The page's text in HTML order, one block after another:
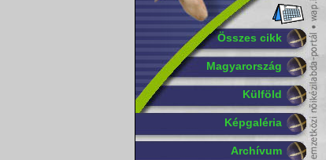
Összes cikk
Magyarország
Külföld
Képgaléria
Archívum